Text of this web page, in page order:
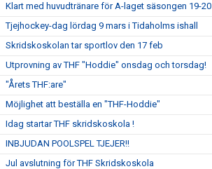
Klart med huvudtränare för A-laget säsongen 19-20
Tjejhockey-dag lördag 9 mars i Tidaholms ishall
Skridskoskolan tar sportlov den 17 feb
Utprovning av THF "Hoddie" onsdag och torsdag!
"Årets THF:are"
Möjlighet att beställa en "THF-Hoddie"
Idag startar THF skridskoskola !
INBJUDAN POOLSPEL TJEJER!!
Jul avslutning för THF Skridskoskola